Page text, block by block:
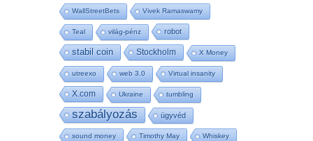
WallStreetBets Vivek Ramaswamy
Teal világ-pénz robot
stabil coin Stockholm X Money
utreexo web 3.0 Virtual insanity
X.com Ukraine tumbling
szabályozás ügyvéd
sound money Timothy May Whiskey